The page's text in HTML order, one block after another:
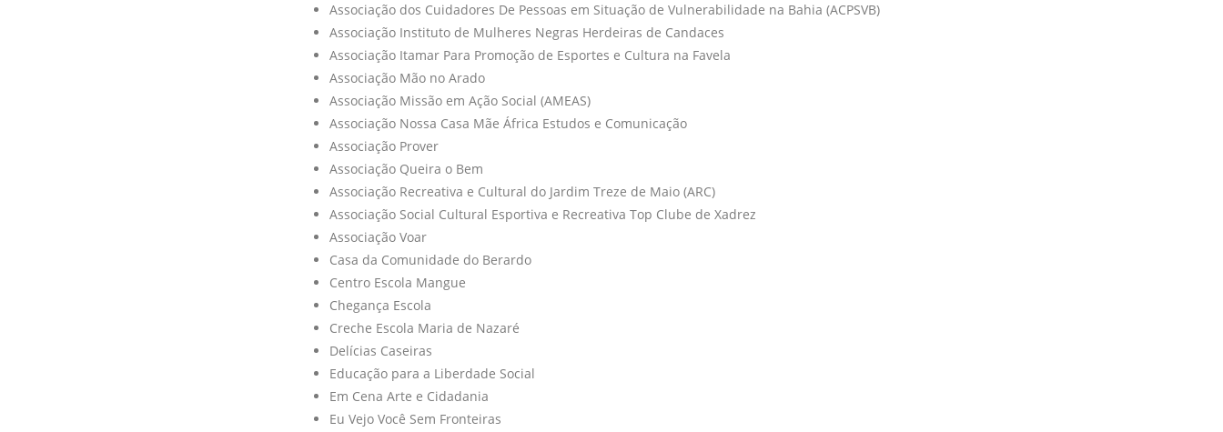
Associação dos Cuidadores De Pessoas em Situação de Vulnerabilidade na Bahia (ACPSVB)
Associação Instituto de Mulheres Negras Herdeiras de Candaces
Associação Itamar Para Promoção de Esportes e Cultura na Favela
Associação Mão no Arado
Associação Missão em Ação Social (AMEAS)
Associação Nossa Casa Mãe África Estudos e Comunicação
Associação Prover
Associação Queira o Bem
Associação Recreativa e Cultural do Jardim Treze de Maio (ARC)
Associação Social Cultural Esportiva e Recreativa Top Clube de Xadrez
Associação Voar
Casa da Comunidade do Berardo
Centro Escola Mangue
Chegança Escola
Creche Escola Maria de Nazaré
Delícias Caseiras
Educação para a Liberdade Social
Em Cena Arte e Cidadania
Eu Vejo Você Sem Fronteiras